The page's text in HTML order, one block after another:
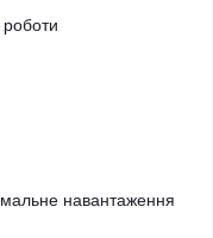
роботи
навантаження